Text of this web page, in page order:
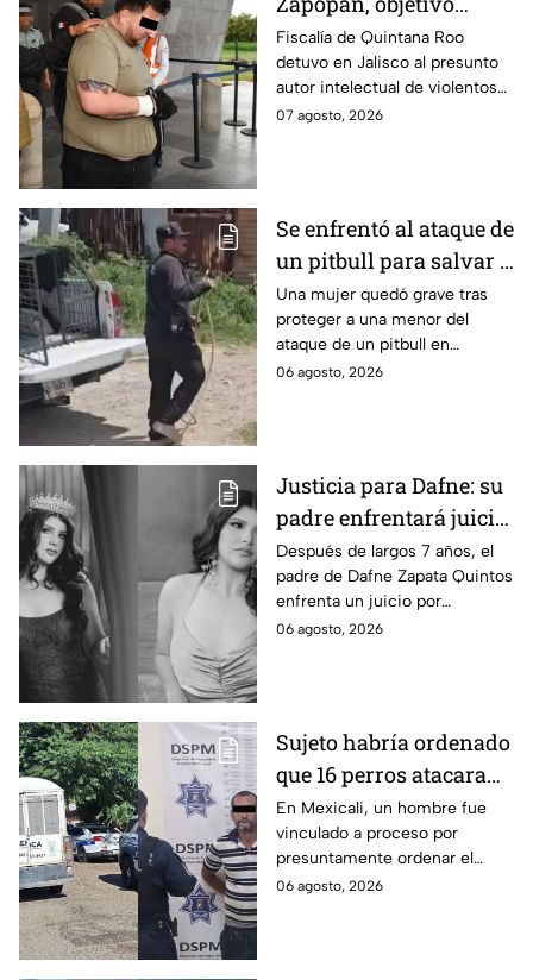
prioritario en Playa del
Carmen
Fiscalía de Quintana Roo
detuvo en Jalisco al presunto
autor intelectual de violentos
ataques en fraccionamientos
07 agosto, 2026
Se enfrentó al ataque de
un pitbull para salvar a
una menor; hoy lucha
por su vida en Zapopan
Una mujer quedó grave tras
proteger a una menor del
ataque de un pitbull en
Zapopan; la víctima sufrió
06 agosto, 2026
Justicia para Dafne: su
padre enfrentará juicio
por presunto abuso
cometido en 2019 en
Tamaulipas
Después de largos 7 años, el
padre de Dafne Zapata Quintos
enfrenta un juicio por
presuntamente abusar de la
06 agosto, 2026
Sujeto habría ordenado
que 16 perros atacaran
a su hermana con
discapacidad en
Mexicali, BC
En Mexicali, un hombre fue
vinculado a proceso por
presuntamente ordenar el
ataque de 16 perros contra su
06 agosto, 2026